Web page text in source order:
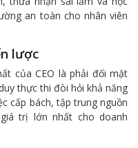
an toàn cho nhân viên
lược
của CEO là phải đối mặt
thực thi đòi hỏi khả năng
cấp bách, tập trung nguồn
trị lớn nhất cho doanh